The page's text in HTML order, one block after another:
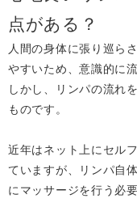
点がある？
人間の身体に張り巡ら
やすいため、意識的に
しかし、リンパの流れ
ものです。
近年はネット上にセル
ていますが、リンパ自
にマッサージを行う必